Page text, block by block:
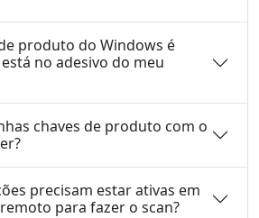
produto do Windows é
no adesivo do meu
chaves de produto com o
precisam estar ativas em
para fazer o scan?